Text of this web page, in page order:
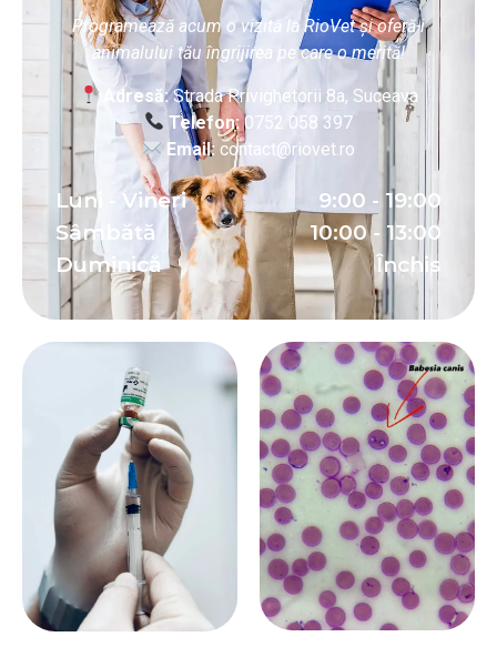
Programează acum o vizită la RioVet și oferă-i
animalului tău îngrijirea pe care o merită!
Adresă: Strada Privighetorii 8a, Suceava
Telefon: 0752 058 397
Email: contact@riovet.ro
Luni - Vineri
9:00 - 19:00
Sâmbătă
10:00 - 13:00
Duminică
Închis